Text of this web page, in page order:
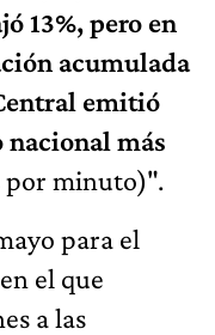
13%, pero en
acumulada
emitió
más
por minuto)".
para el
el que
a las